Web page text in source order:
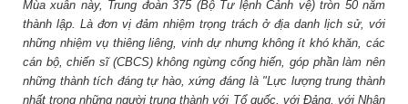
Mùa xuân này, Trung đoàn 375 (Bộ Tư lệnh Cảnh vệ) tròn 50 năm
thành lập. Là đơn vị đảm nhiệm trọng trách ở địa danh lịch sử, với
những nhiệm vụ thiêng liêng, vinh dự nhưng không ít khó khăn, các
cán bộ, chiến sĩ (CBCS) không ngừng cống hiến, góp phần làm nên
những thành tích đáng tự hào, xứng đáng là "Lực lượng trung thành
nhất trong những người trung thành với Tổ quốc, với Đảng, với Nhân